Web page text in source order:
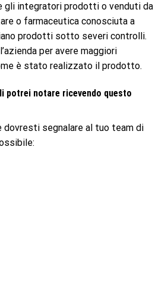
gli integratori prodotti o venduti da
o farmaceutica conosciuta a
prodotti sotto severi controlli.
per avere maggiori
è stato realizzato il prodotto.
potrei notare ricevendo questo
segnalare al tuo team di